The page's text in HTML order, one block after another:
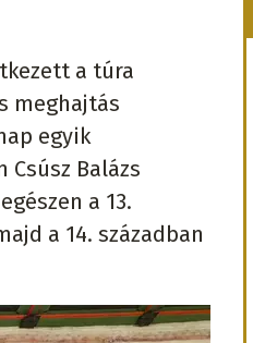
a túra
meghajtás
egyik
Balázs
a 13.
a 14. században